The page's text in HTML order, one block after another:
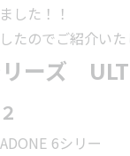
した！！
たのでご紹介い
ーズ
6シリー